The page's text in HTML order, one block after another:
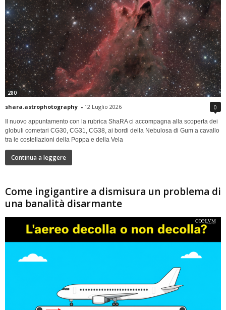
280
shara.astrophotography - 12 Luglio 2026 0
Il nuovo appuntamento con la rubrica ShaRA ci accompagna alla scoperta dei
globuli cometari CG30, CG31, CG38, ai bordi della Nebulosa di Gum a cavallo
tra le costellazioni della Poppa e della Vela
Continua a leggere
Come ingigantire a dismisura un problema di
una banalità disarmante